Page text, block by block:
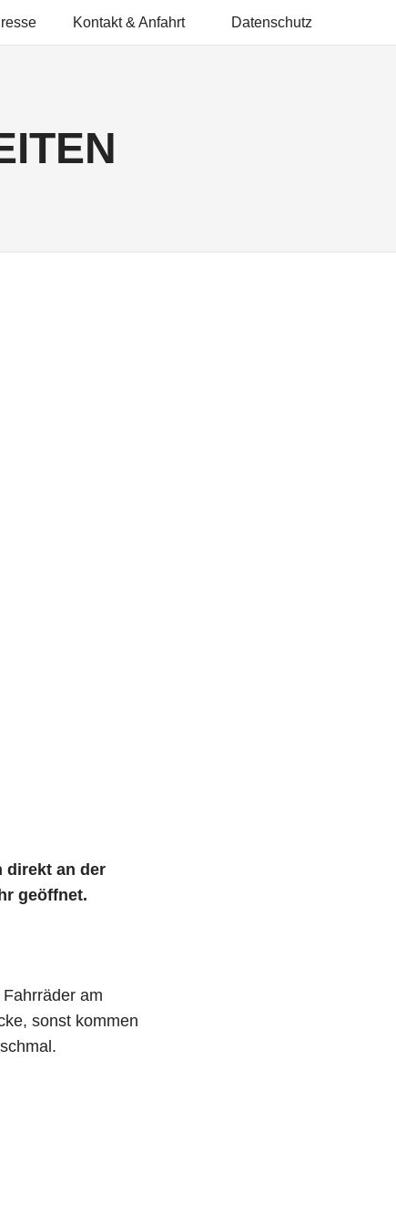
Kontakt & Anfahrt Datenschutz
direkt an der
geöffnet.
am
sonst kommen